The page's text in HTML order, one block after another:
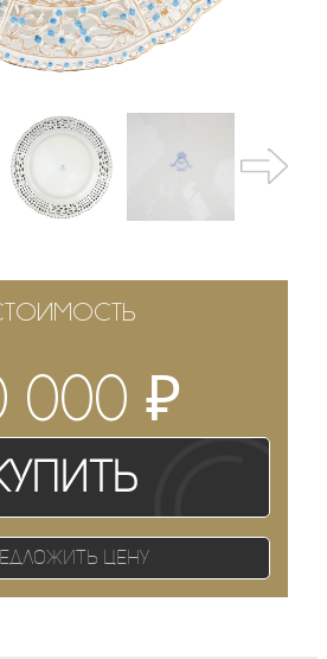
000₽
цену